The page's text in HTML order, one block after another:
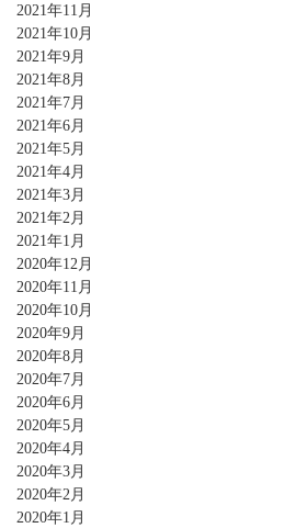
2021年11月
2021年10月
2021年9月
2021年8月
2021年7月
2021年6月
2021年5月
2021年4月
2021年3月
2021年2月
2021年1月
2020年12月
2020年11月
2020年10月
2020年9月
2020年8月
2020年7月
2020年6月
2020年5月
2020年4月
2020年3月
2020年2月
2020年1月